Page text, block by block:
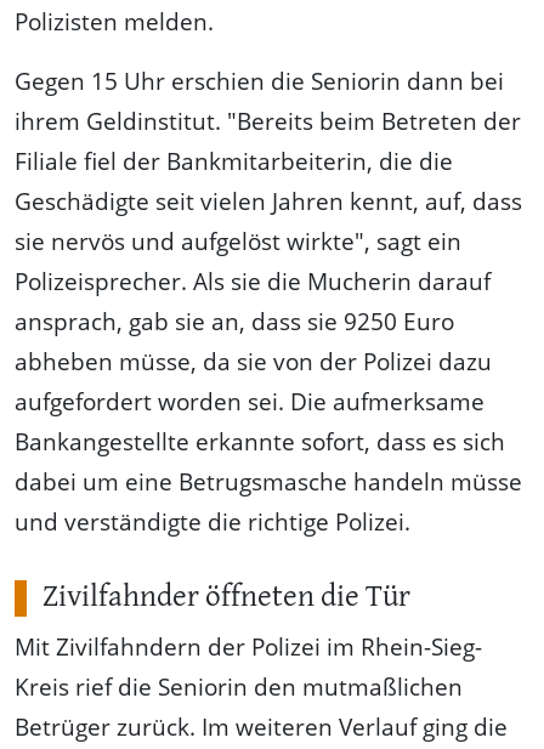
Polizisten melden.
Gegen 15 Uhr erschien die Seniorin dann bei
ihrem Geldinstitut. "Bereits beim Betreten der
Filiale fiel der Bankmitarbeiterin, die die
Geschädigte seit vielen Jahren kennt, auf, dass
sie nervös und aufgelöst wirkte", sagt ein
Polizeisprecher. Als sie die Mucherin darauf
ansprach, gab sie an, dass sie 9250 Euro
abheben müsse, da sie von der Polizei dazu
aufgefordert worden sei. Die aufmerksame
Bankangestellte erkannte sofort, dass es sich
dabei um eine Betrugsmasche handeln müsse
und verständigte die richtige Polizei.
Zivilfahnder öffneten die Tür
Mit Zivilfahndern der Polizei im Rhein-Sieg-
Kreis rief die Seniorin den mutmaßlichen
Betrüger zurück. Im weiteren Verlauf ging die